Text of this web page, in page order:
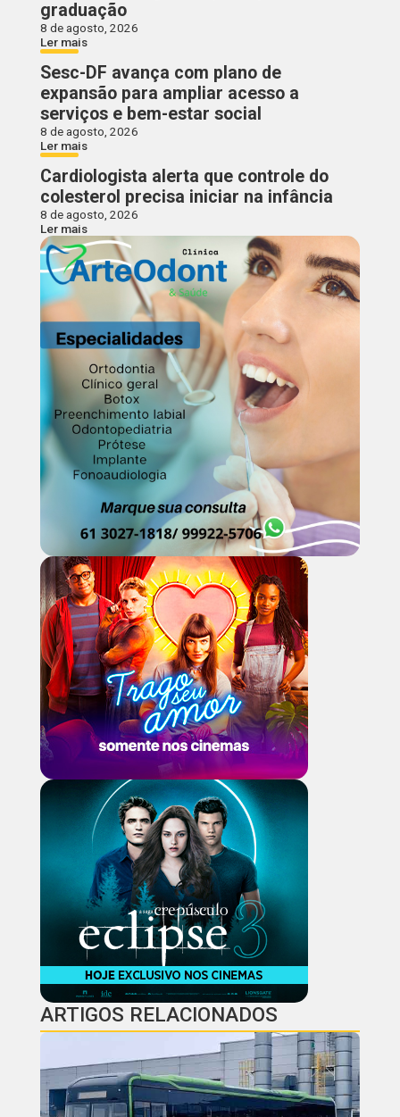
graduação
8 de agosto, 2026
Ler mais
Sesc-DF avança com plano de
expansão para ampliar acesso a
serviços e bem-estar social
8 de agosto, 2026
Ler mais
Cardiologista alerta que controle do
colesterol precisa iniciar na infância
8 de agosto, 2026
Ler mais
ARTIGOS RELACIONADOS